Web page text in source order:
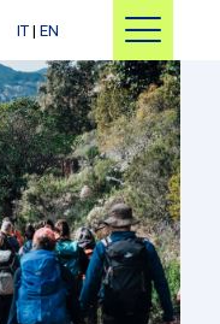
IT |EN